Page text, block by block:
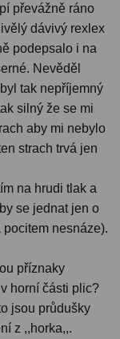
převážně ráno
dávivý rexlex
podepsalo i na
Nevěděl
tak nepříjemný
silný že se mi
aby mi nebylo
strach trvá jen
na hrudi tlak a
se jednat jen o
nesnáze).
příznaky
horní části plic?
jsou průdušky
z ,,horka,,.